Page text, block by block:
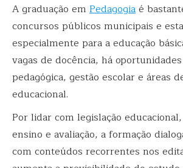
A graduação em Pedagogiaé
concursos públicos municipais e
especialmente para a educação
vagas de docência, há
pedagógica, gestão escolar e áreas
educacional.
Por lidar com legislação
ensino e avaliação, a formação
com conteúdos recorrentes nos